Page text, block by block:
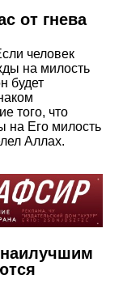
от гнева
человек
на милость
будет
того, что
на Его милость
Аллах.